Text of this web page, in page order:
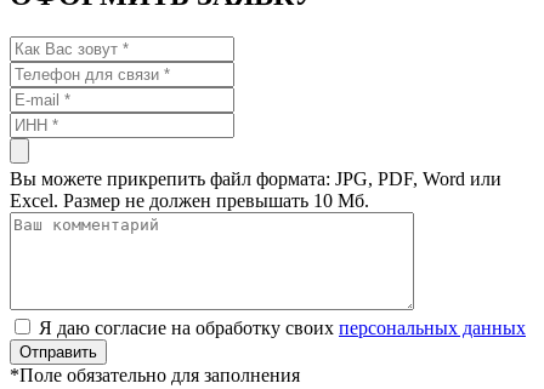
Вы можете прикрепить файл формата: JPG, PDF, Word или
Excel. Размер не должен превышать 10 Мб.
Я даю согласие на обработку своих персональных данных
*Поле обязательно для заполнения